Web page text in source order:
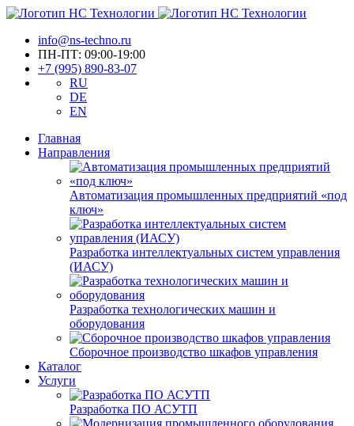
info@ns-techno.ru
ПН-ПТ: 09:00-19:00
+7 (995) 890-83-07
RU
DE
EN
Главная
Направления
Автоматизация промышленных предприятий «под
ключ»
Разработка интеллектуальных систем управления
(ИАСУ)
Разработка технологических машин и
оборудования
Сборочное производство шкафов управления
Каталог
Услуги
Разработка ПО АСУТП